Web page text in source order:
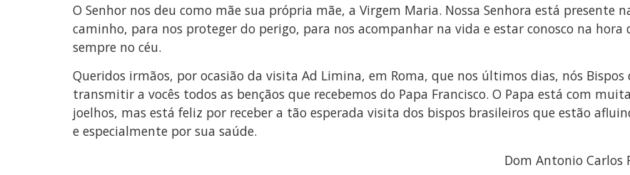
O Senhor nos deu como mãe sua própria mãe, a Virgem Maria. Nossa Senhora está presente
caminho, para nos proteger do perigo, para nos acompanhar na vida e estar conosco na
sempre no céu.
Queridos irmãos, por ocasião da visita Ad Limina, em Roma, que nos últimos dias, nós Bispos
transmitir a vocês todos as bençãos que recebemos do Papa Francisco. O Papa está com
joelhos, mas está feliz por receber a tão esperada visita dos bispos brasileiros que estão
e especialmente por sua saúde.
Dom Antonio Carlos